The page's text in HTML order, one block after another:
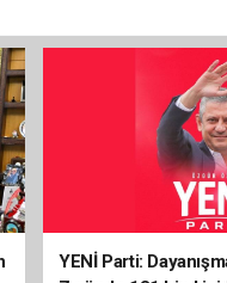
YENİ Parti: